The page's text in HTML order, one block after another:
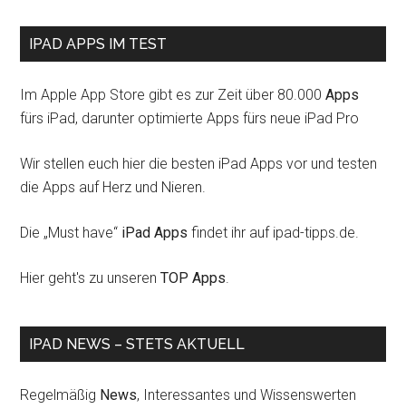
IPAD APPS IM TEST
Im Apple App Store gibt es zur Zeit über 80.000Apps
fürs iPad, darunter optimierte Apps fürs neue iPad Pro
Wir stellen euch hier die besten iPad Apps vor und testen
die Apps auf Herz und Nieren.
Die „Must have“ iPad Apps findet ihr auf ipad-tipps.de.
Hier geht's zu unserenTOP Apps.
IPAD NEWS – STETS AKTUELL
Regelmäßig News, Interessantes und Wissenswerten